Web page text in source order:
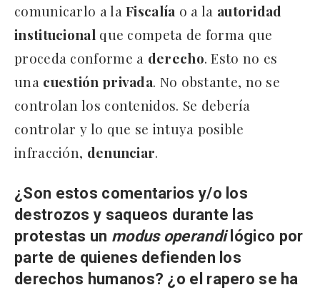
comunicarlo a laFiscalía o a la autoridad
institucional que competa de forma que
proceda conforme a derecho. Esto no es
una cuestión privada. No obstante, no se
controlan los contenidos. Se debería
controlar y lo que se intuya posible
infracción, denunciar.
¿Son estos comentarios y/o los
destrozos y saqueos durante las
protestas un modus operandilógico por
parte de quienes defienden los
derechos humanos? ¿o el rapero se ha